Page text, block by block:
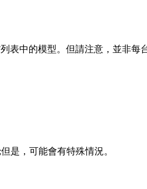
表中的模型。但請注意，並非每
是，可能會有特殊情況。